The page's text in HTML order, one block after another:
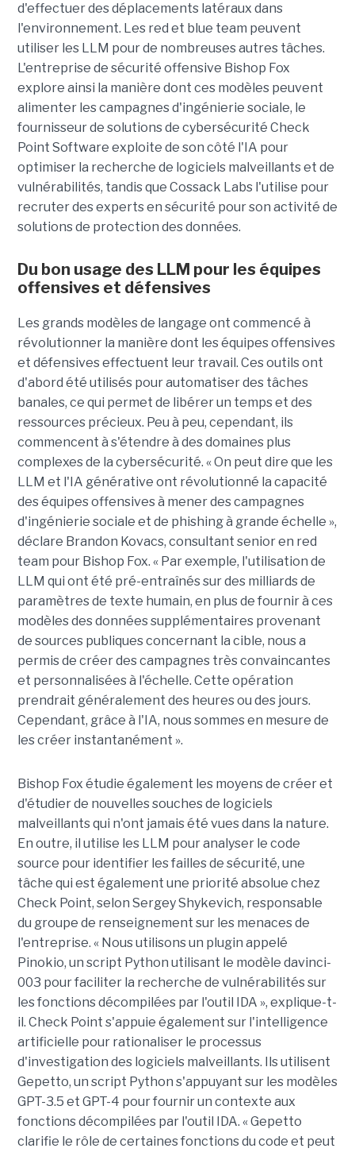
d'effectuer des déplacements latéraux dans
l'environnement. Les red et blue team peuvent
utiliser les LLM pour de nombreuses autres tâches.
L'entreprise de sécurité offensive Bishop Fox
explore ainsi la manière dont ces modèles peuvent
alimenter les campagnes d'ingénierie sociale, le
fournisseur de solutions de cybersécurité Check
Point Software exploite de son côté l'IA pour
optimiser la recherche de logiciels malveillants et de
vulnérabilités, tandis que Cossack Labs l'utilise pour
recruter des experts en sécurité pour son activité de
solutions de protection des données.
Du bon usage des LLM pour les équipes
offensives et défensives
Les grands modèles de langage ont commencé à
révolutionner la manière dont les équipes offensives
et défensives effectuent leur travail. Ces outils ont
d'abord été utilisés pour automatiser des tâches
banales, ce qui permet de libérer un temps et des
ressources précieux. Peu à peu, cependant, ils
commencent à s'étendre à des domaines plus
complexes de la cybersécurité. « On peut dire que les
LLM et l'IA générative ont révolutionné la capacité
des équipes offensives à mener des campagnes
d'ingénierie sociale et de phishing à grande échelle »,
déclare Brandon Kovacs, consultant senior en red
team pour Bishop Fox. « Par exemple, l'utilisation de
LLM qui ont été pré-entraînés sur des milliards de
paramètres de texte humain, en plus de fournir à ces
modèles des données supplémentaires provenant
de sources publiques concernant la cible, nous a
permis de créer des campagnes très convaincantes
et personnalisées à l'échelle. Cette opération
prendrait généralement des heures ou des jours.
Cependant, grâce à l'IA, nous sommes en mesure de
les créer instantanément ».
Bishop Fox étudie également les moyens de créer et
d'étudier de nouvelles souches de logiciels
malveillants qui n'ont jamais été vues dans la nature.
En outre, il utilise les LLM pour analyser le code
source pour identifier les failles de sécurité, une
tâche qui est également une priorité absolue chez
Check Point, selon Sergey Shykevich, responsable
du groupe de renseignement sur les menaces de
l'entreprise. « Nous utilisons un plugin appelé
Pinokio, un script Python utilisant le modèle davinci-
003 pour faciliter la recherche de vulnérabilités sur
les fonctions décompilées par l'outil IDA », explique-t-
il. Check Point s'appuie également sur l'intelligence
artificielle pour rationaliser le processus
d'investigation des logiciels malveillants. Ils utilisent
Gepetto, un script Python s'appuyant sur les modèles
GPT-3.5 et GPT-4 pour fournir un contexte aux
fonctions décompilées par l'outil IDA. « Gepetto
clarifie le rôle de certaines fonctions du code et peut